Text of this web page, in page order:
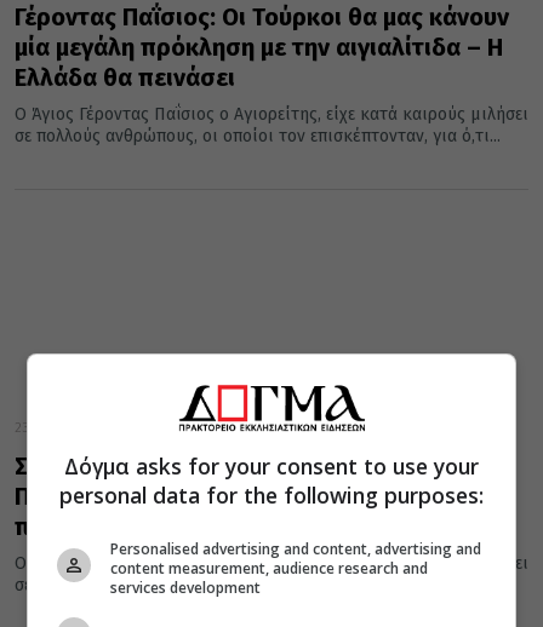
Γέροντας Παΐσιος: Οι Τούρκοι θα μας κάνουν
μία μεγάλη πρόκληση με την αιγιαλίτιδα – Η
Ελλάδα θα πεινάσει
Ο Άγιος Γέροντας Παΐσιος ο Αγιορείτης, είχε κατά καιρούς μιλήσει
σε πολλούς ανθρώπους, οι οποίοι τον επισκέπτονταν, για ό,τι...
23 Ιουλίου 2020
Συγκλονίζει η προφητεία του Γέροντα
Παΐσιου: Οι Τούρκοι θα κάνουν μία μεγάλη
πρόκληση στην Ελλάδα
Ο Άγιος Γέροντας Παΐσιος ο Αγιορείτης, είχε κατά καιρούς μιλήσει
σε πολλούς ανθρώπους, οι οποίοι τον επισκέπτονταν, για ό,τι...
Δόγμα asks for your consent to use your
personal data for the following purposes:
Personalised advertising and content, advertising and
content measurement, audience research and
services development